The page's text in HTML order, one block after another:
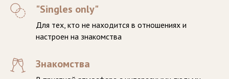
"Singles only"
Для тех, кто не находится в отношениях и
настроен на знакомства
Знакомства